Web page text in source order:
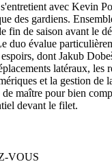
avec Kevin
des gardiens.
fin de saison avant le
duo évalue
dont Jakub
latéraux, les
et la gestion de
de maître pour bien
devant le filet.
VOUS